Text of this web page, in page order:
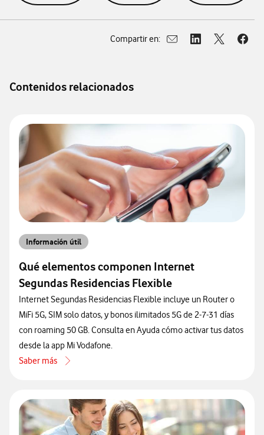
Compartir en:
Abrir ventana para
Abrir ventana
Abrir Abrir
Contenidos relacionados
Información útil
Qué elementos componen Internet
Segundas Residencias Flexible
Internet Segundas Residencias Flexible incluye un Router o
MiFi 5G, SIM solo datos, y bonos ilimitados 5G de 2-7-31 días
con roaming 50 GB. Consulta en Ayuda cómo activar tus datos
desde la app Mi Vodafone.
Saber más
acerca de Qué elementos componen Internet Segundas